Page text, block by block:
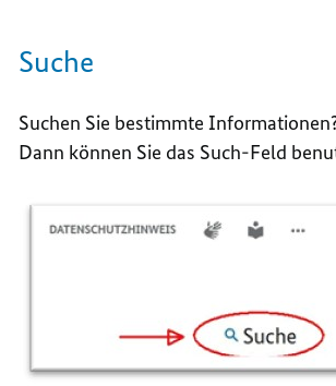
Suche
Suchen Sie bestimmte
Dann können Sie das Such-Feld